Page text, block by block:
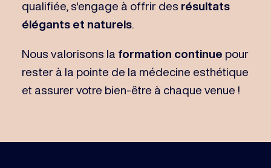
qualifiée, s'engage à offrir des résultats
élégants et naturels.
Nous valorisons la formation continue pour
rester à la pointe de la médecine esthétique
et assurer votre bien-être à chaque venue !